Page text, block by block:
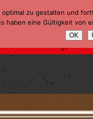
zu gestalten und
haben eine Gültigkeit von
OK